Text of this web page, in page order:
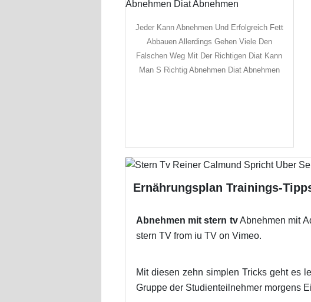
Jeder Kann Abnehmen Und Erfolgreich Fett
Abbauen Allerdings Gehen Viele Den
Falschen Weg Mit Der Richtigen Diat Kann
Man S Richtig Abnehmen Diat Abnehmen
Ernährungsplan Trainings-
Abnehmen mit stern tvAbnehmen mit
stern TV from iu TV on Vimeo.
Mit diesen zehn simplen Tricks geht es
Gruppe der Studienteilnehmer morgens